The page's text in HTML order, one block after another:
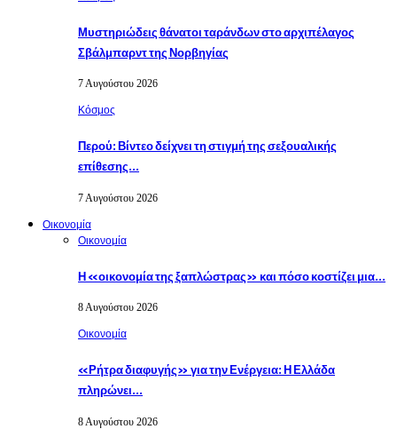
Μυστηριώδεις θάνατοι ταράνδων στο αρχιπέλαγος
Σβάλμπαρντ της Νορβηγίας
7 Αυγούστου 2026
Κόσμος
Περού: Βίντεο δείχνει τη στιγμή της σεξουαλικής
επίθεσης…
7 Αυγούστου 2026
Οικονομία
Οικονομία
Η «οικονομία της ξαπλώστρας» και πόσο κοστίζει μια…
8 Αυγούστου 2026
Οικονομία
«Ρήτρα διαφυγής» για την Ενέργεια: Η Ελλάδα
πληρώνει…
8 Αυγούστου 2026